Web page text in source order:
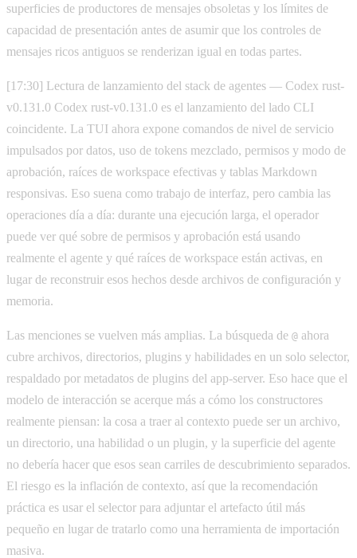
superficies de productores de mensajes obsoletas y los límites de
capacidad de presentación antes de asumir que los controles de
mensajes ricos antiguos se renderizan igual en todas partes.
[17:30] Lectura de lanzamiento del stack de agentes — Codex rust-
v0.131.0 Codex rust-v0.131.0 es el lanzamiento del lado CLI
coincidente. La TUI ahora expone comandos de nivel de servicio
impulsados por datos, uso de tokens mezclado, permisos y modo de
aprobación, raíces de workspace efectivas y tablas Markdown
responsivas. Eso suena como trabajo de interfaz, pero cambia las
operaciones día a día: durante una ejecución larga, el operador
puede ver qué sobre de permisos y aprobación está usando
realmente el agente y qué raíces de workspace están activas, en
lugar de reconstruir esos hechos desde archivos de configuración y
memoria.
Las menciones se vuelven más amplias. La búsqueda de @ ahora
cubre archivos, directorios, plugins y habilidades en un solo selector,
respaldado por metadatos de plugins del app-server. Eso hace que el
modelo de interacción se acerque más a cómo los constructores
realmente piensan: la cosa a traer al contexto puede ser un archivo,
un directorio, una habilidad o un plugin, y la superficie del agente
no debería hacer que esos sean carriles de descubrimiento separados.
El riesgo es la inflación de contexto, así que la recomendación
práctica es usar el selector para adjuntar el artefacto útil más
pequeño en lugar de tratarlo como una herramienta de importación
masiva.